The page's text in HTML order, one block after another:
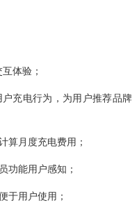
体验；
充电行为，为用户推荐品牌
月度充电费用；
能用户感知；
用户使用；